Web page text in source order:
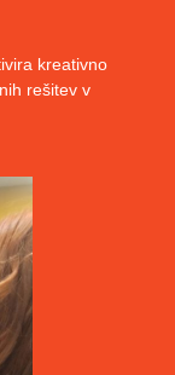
kreativno
rešitev v